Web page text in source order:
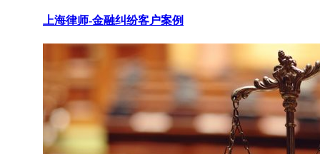
上海律师-金融纠纷客户案例